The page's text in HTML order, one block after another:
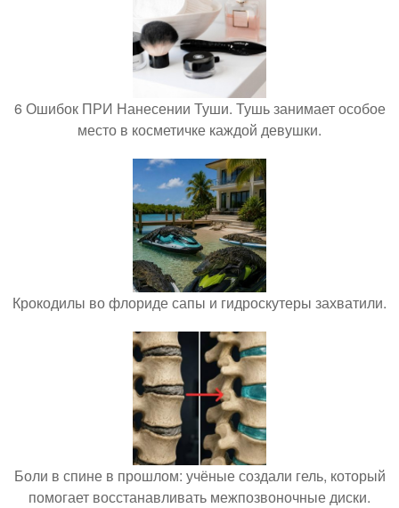
6 Ошибок ПРИ Нанесении Туши. Тушь занимает особое
место в косметичке каждой девушки.
Крокодилы во флориде сапы и гидроскутеры захватили.
Боли в спине в прошлом: учёные создали гель, который
помогает восстанавливать межпозвоночные диски.